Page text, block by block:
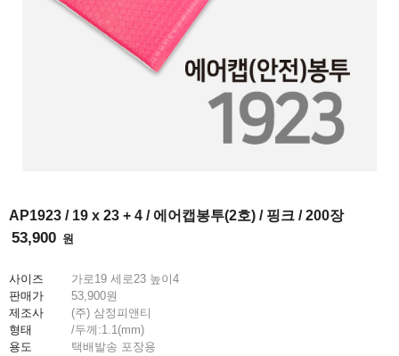
AP1923 / 19 x 23 + 4 / 에어캡봉투(2호) / 핑크 / 200장
53,900 원
사이즈 가로19 세로23 높이4
판매가
53,900원
제조사
(주) 삼정피앤티
형태
/두께:1.1(mm)
용도
택배발송 포장용